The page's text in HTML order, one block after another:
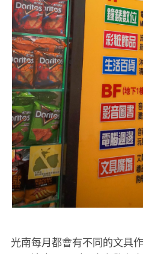
光南每月都會有不同的文具